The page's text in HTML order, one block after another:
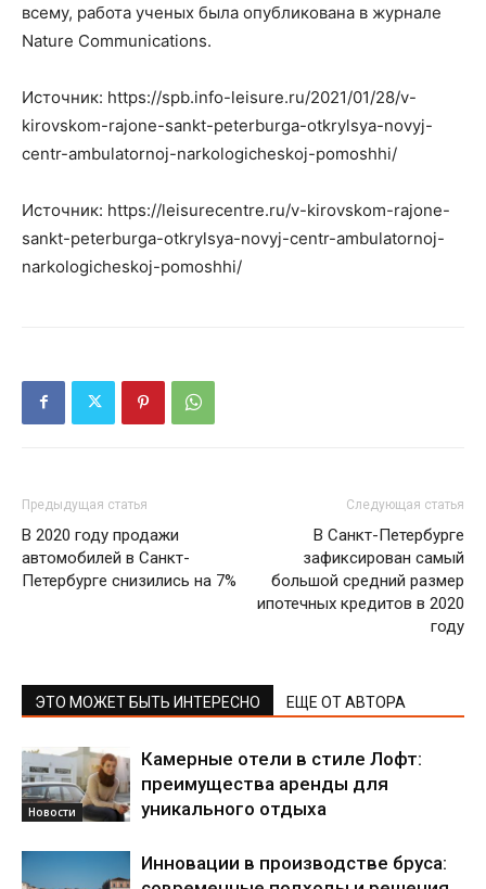
всему, работа ученых была опубликована в журнале
Nature Communications.
Источник: https://spb.info-leisure.ru/2021/01/28/v-
kirovskom-rajone-sankt-peterburga-otkrylsya-novyj-
centr-ambulatornoj-narkologicheskoj-pomoshhi/
Источник: https://leisurecentre.ru/v-kirovskom-rajone-
sankt-peterburga-otkrylsya-novyj-centr-ambulatornoj-
narkologicheskoj-pomoshhi/
Предыдущая статья
В 2020 году продажи
автомобилей в Санкт-
Петербурге снизились на 7%
Следующая статья
В Санкт-Петербурге
зафиксирован самый
большой средний размер
ипотечных кредитов в 2020
году
ЭТО МОЖЕТ БЫТЬ ИНТЕРЕСНО ЕЩЕ ОТ АВТОРА
Новости
Камерные отели в стиле Лофт:
преимущества аренды для
уникального отдыха
Инновации в производстве бруса: